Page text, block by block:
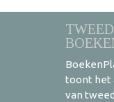
toont het
van